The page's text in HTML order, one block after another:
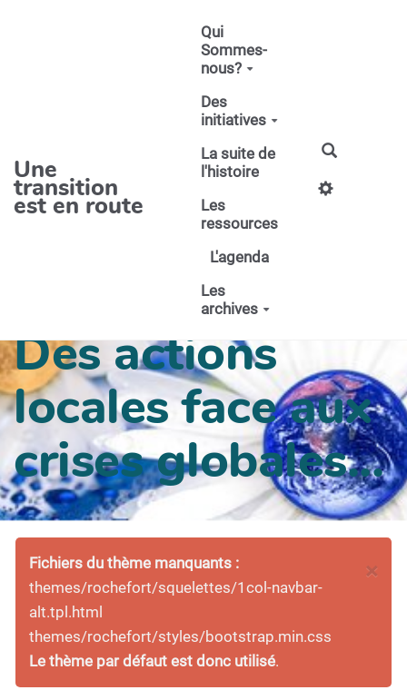
Une
transition
est en route
Qui
Sommes-
nous?
Des
initiatives
La suite de
l'histoire
Les
ressources
L'agenda
Les
archives
Des actions
locales face aux
crises globales...
×
Fichiers du thème manquants :
themes/rochefort/squelettes/1col-navbar-
alt.tpl.html
themes/rochefort/styles/bootstrap.min.css
Le thème par défaut est donc utilisé.